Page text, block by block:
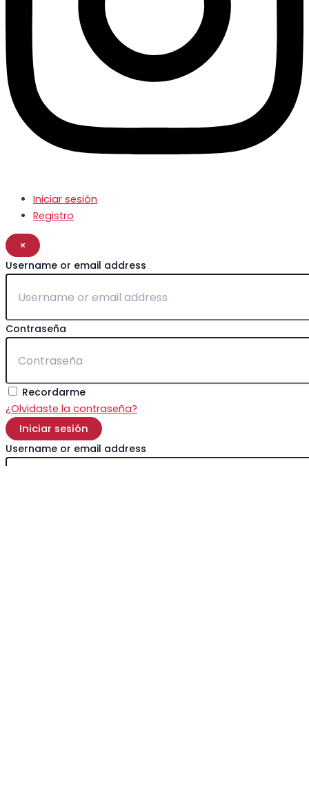
Iniciar sesión
Registro
×
Username or email address
Contraseña
Recordarme
¿Olvidaste la contraseña?
Iniciar sesión
Username or email address